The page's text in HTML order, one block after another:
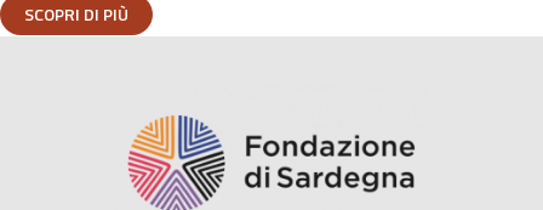
SCOPRI DI PIÙ